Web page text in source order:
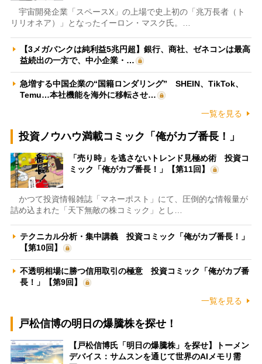
宇宙開発企業「スペースX」の上場で史上初の「兆万長者（ト
リリオネア）」となったイーロン・マスク氏。…
【3メガバンクは純利益5兆円超】銀行、商社、ゼネコンは最高
益続出の一方で、中小企業・…
急増する中国企業の“国籍ロンダリング” SHEIN、TikTok、
Temu…本社機能を海外に移転させ…
一覧を見る
投資ノウハウ満載コミック「俺がカブ番長！」
「売り時」を逃さないトレンド見極め術 投資コ
ミック「俺がカブ番長！」【第11回】
かつて投資情報雑誌「マネーポスト」にて、圧倒的な情報量が
詰め込まれた「天下無敵の株コミック」とし…
テクニカル分析・集中講義 投資コミック「俺がカブ番長！」
【第10回】
不透明相場に勝つ信用取引の極意 投資コミック「俺がカブ番
長！」【第9回】
一覧を見る
戸松信博の明日の爆騰株を探せ！
【戸松信博氏「明日の爆騰株」を探せ】トーメン
デバイス：サムスンを通じて世界のAIメモリ需